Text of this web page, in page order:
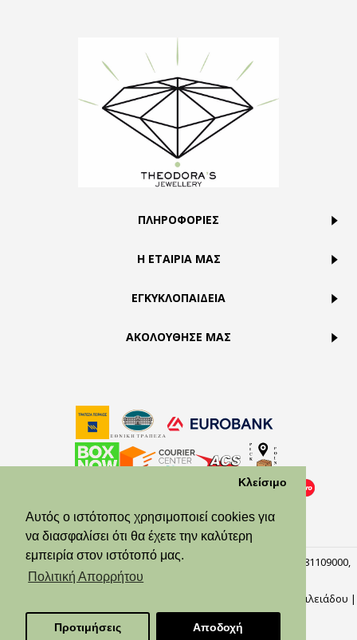
Αυτός ο ιστότοπος χρησιμοποιεί cookies για
να διασφαλίσει ότι θα έχετε την καλύτερη
εμπειρία στον ιστότοπό μας.
Πολιτική Απορρήτου
Κλείσιμο
Προτιμήσεις Αποδοχή
ΠΛΗΡΟΦΟΡΙΕΣ
Η ΕΤΑΙΡΙΑ ΜΑΣ
ΕΓΚΥΚΛΟΠΑΙΔΕΙΑ
ΑΚΟΛΟΥΘΗΣΕ ΜΑΣ
© Theodora’s Jewelry 2026. All Rights Reserved. ΑΡ.ΓΕΜΗ:158381109000,
Πειραιάς, 18537.
Ναυσικά Βασιλειάδου |
Προγραμματιστής: Κωνσταντίνος Κοκορδέλης